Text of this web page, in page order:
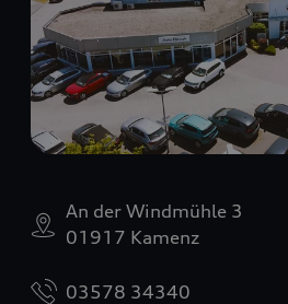
An der Windmühle 3
01917 Kamenz
03578 34340